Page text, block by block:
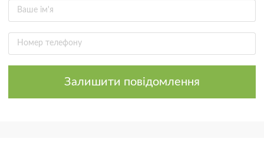
Залишити повідомлення